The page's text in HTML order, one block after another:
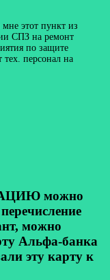
этот пункт из
СПЗ на ремонт
по защите
персонал на
можно
можно
Альфа-банка
эту карту к